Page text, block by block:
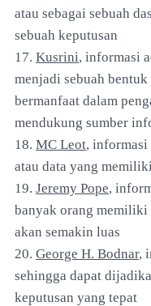
atau sebagai sebuah
sebuah keputusan
17. Kusrini, informasi
menjadi sebuah
bermanfaat dalam
mendukung sumber
18. MC Leot, informasi
atau data yang
19. Jeremy Pope,
banyak orang memiliki
akan semakin luas
20. George H. Bodnar,
sehingga dapat
keputusan yang tepat